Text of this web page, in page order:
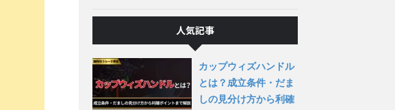
人気記事
カップウィズハンドル
とは？成立条件・だま
しの見分け方から利確